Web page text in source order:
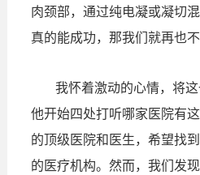
肉颈部，通过纯电凝或凝切
真的能成功，那我们就再也
我怀着激动的心情，将
他开始四处打听哪家医院有
的顶级医院和医生，希望找
的医疗机构。然而，我们发